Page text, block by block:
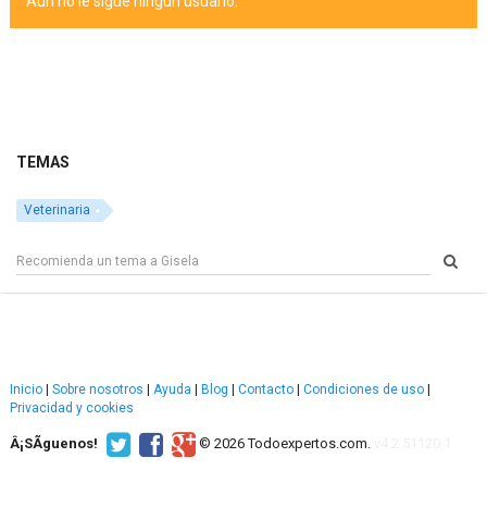
TEMAS
Veterinaria
Inicio Sobre nosotros Ayuda Blog Contacto Condiciones de uso
Privacidad y cookies
Â¡SÃ­guenos! © 2026 Todoexpertos.com.